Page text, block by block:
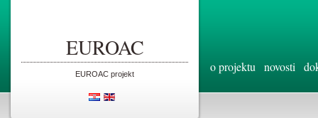
EUROAC
EUROAC projekt o projektu novosti